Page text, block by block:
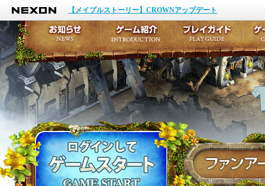
NEXON
【メイプルストーリー】CROWNアップデート
お知らせ
イベント
アップデート
メンテナンス
ゲーム紹介
キャラクター作成
テイルズ初級者講座
ここだけは知ってお